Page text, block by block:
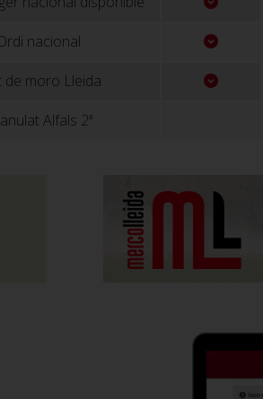
nacional
de moro Lleida
Alfals 2ª